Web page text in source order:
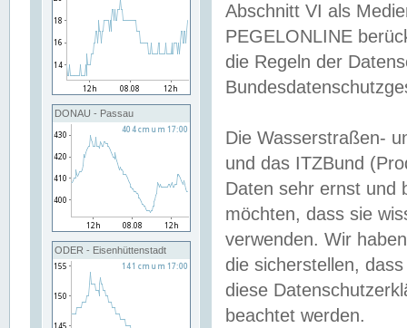
DONAU - Passau
ODER - Eisenhüttenstadt
Abschnitt VI als
PEGELONLINE
die Regeln der
Die Wasserstraßen-
und das ITZBund
Daten sehr ernst und
möchten, dass sie
verwenden. Wir
die sicherstellen,
diese
beachtet werden.